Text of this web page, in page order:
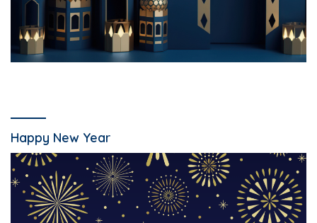
Happy New Year